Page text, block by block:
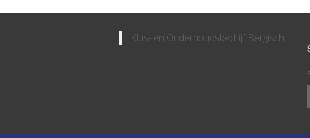
Klus- en Onderhoudsbedrijf Bergisch